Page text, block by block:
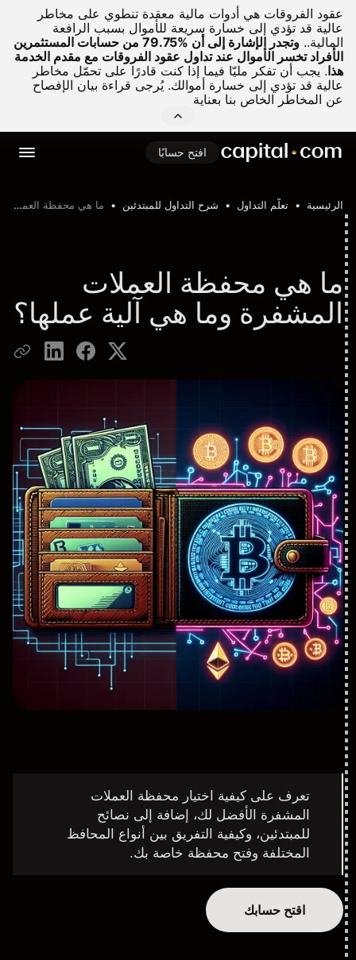
عقود الفروقات هي أدوات مالية معقدة تنطوي على مخاطر
عالية قد تؤدي إلى خسارة سريعة للأموال بسبب الرافعة
المالية..
وتجدر الإشارة إلى أن %79.75 من حسابات المستثمرين
الأفراد تخسر الأموال عند تداول عقود الفروقات مع مقدم الخدمة
هذا. يجب أن تفكر مليّا فيما إذا كنت قادرًا على تحمّل مخاطر
عالية قد تؤدي إلى خسارة أموالك. يُرجى قراءة بيان الإفصاح
عن المخاطر الخاص بنا بعناية
افتح حسابًا
الرئيسية تعلّم التداول شرح التداول للمبتدئين ما هي محفظة العملات المشفرة؟ دليل المتداولين الشامل
ما هي محفظة العملات
المشفرة وما هي آلية عملها؟
تعرف على كيفية اختيار محفظة العملات
المشفرة الأفضل لك، إضافة إلى نصائح
للمبتدئين، وكيفية التفريق بين أنواع المحافظ
المختلفة وفتح محفظة خاصة بك.
اقتح حسابك